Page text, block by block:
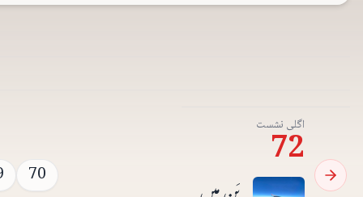
70
اگلی نشست
72
بَن میں